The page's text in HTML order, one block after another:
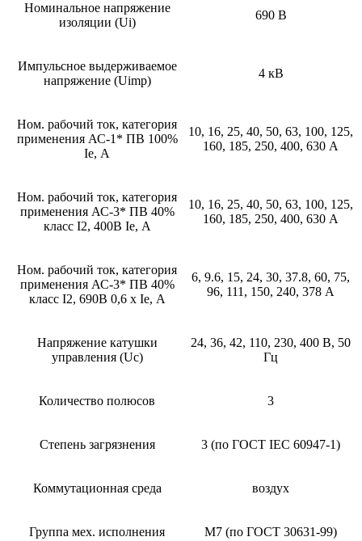
Номинальное напряжение
изоляции (Ui)
690 В
Импульсное выдерживаемое
напряжение (Uimp)
4 кВ
Ном. рабочий ток, категория
применения АС-1* ПВ 100%
Ie, А
10, 16, 25, 40, 50, 63, 100, 125,
160, 185, 250, 400, 630 А
Ном. рабочий ток, категория
применения АС-3* ПВ 40%
класс I2, 400В Ie, А
10, 16, 25, 40, 50, 63, 100, 125,
160, 185, 250, 400, 630 А
Ном. рабочий ток, категория
применения АС-3* ПВ 40%
класс I2, 690В 0,6 х Ie, А
6, 9.6, 15, 24, 30, 37.8, 60, 75,
96, 111, 150, 240, 378 А
Напряжение катушки
управления (Uc)
24, 36, 42, 110, 230, 400 В, 50
Гц
Количество полюсов 3
Степень загрязнения 3 (по ГОСТ IEC 60947-1)
Коммутационная среда воздух
Группа мех. исполнения М7 (по ГОСТ 30631-99)